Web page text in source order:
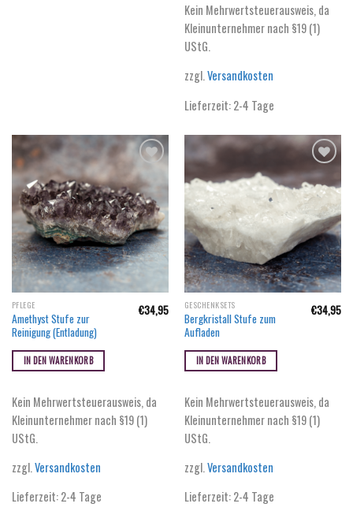
Kein Mehrwertsteuerausweis, da
Kleinunternehmer nach §19 (1)
UStG.
zzgl.Versandkosten
Lieferzeit:2-4 Tage
PFLEGE
Amethyst Stufe zur
Reinigung (Entladung)
€34,95
IN DEN WARENKORB
Kein Mehrwertsteuerausweis, da
Kleinunternehmer nach §19 (1)
UStG.
zzgl.Versandkosten
Lieferzeit:2-4 Tage
GESCHENKSETS
Bergkristall Stufe zum
Aufladen
€34,95
IN DEN WARENKORB
Kein Mehrwertsteuerausweis, da
Kleinunternehmer nach §19 (1)
UStG.
zzgl.Versandkosten
Lieferzeit:2-4 Tage